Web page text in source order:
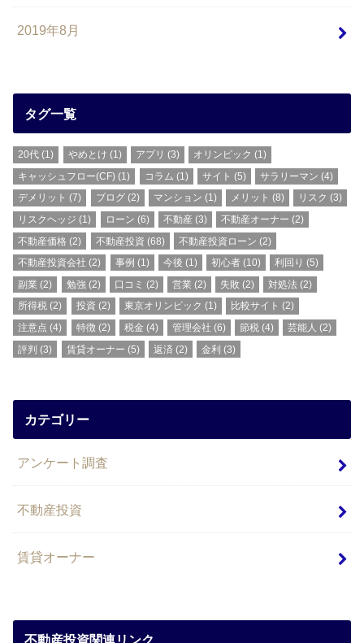
2019年8月
タグ一覧
20代 (1) やめとけ (1) アプリ (3) オリンピック (1)
キャッシュフロー(CF) (1) コラム (1) サイト (5) サラリーマン (4)
デメリット (7) ブログ(2) マンション (1) メリット (8) リスク (3)
リスクヘッジ (1) ローン (6) 不動産(3) 不動産オーナー (2)
不動産価格 (2) 不動産投資 (68) 不動産投資ローン (2)
不動産投資会社 (2) 事例 (1) 今後 (1) 初心者 (10) 利回り (5)
副業 (2) 勉強 (2) 口コミ (2) 営業 (2) 失敗 (2) 対処法 (2)
所得税 (2) 投資 (2) 東京オリンピック (1) 比較サイト (2)
注意点 (4) 特徴(2) 税金 (4) 管理会社 (6) 節税 (4) 芸能人 (2)
評判 (3) 賃貸オーナー (5) 返済 (2) 金利 (3)
カテゴリー
アンケート調査
不動産投資
賃貸オーナー
不動産投資関連リンク